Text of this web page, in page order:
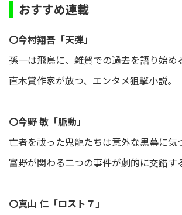
おすすめ連載
〇今村翔吾「天弾」
孫一は飛鳥に、雑賀での過去を語り始め
直木賞作家が放つ、エンタメ狙撃小説。
〇今野 敏「脈動」
亡者を祓った鬼龍たちは意外な黒幕に気
富野が関わる二つの事件が劇的に交錯す
〇真山 仁「ロスト７」